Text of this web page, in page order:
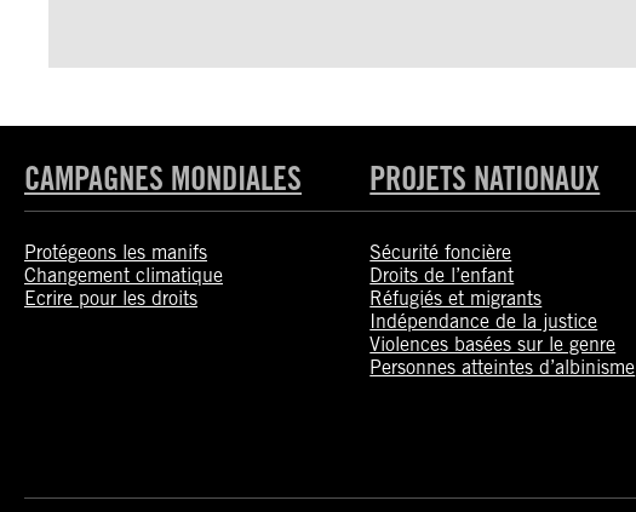
CAMPAGNES MONDIALES
Protégeons les manifs
Changement climatique
Ecrire pour les droits
PROJETS NATIONAUX
Sécurité foncière
Droits de l’enfant
Réfugiés et migrants
Indépendance de la justice
Violences basées sur le genre
Personnes atteintes d’albinisme